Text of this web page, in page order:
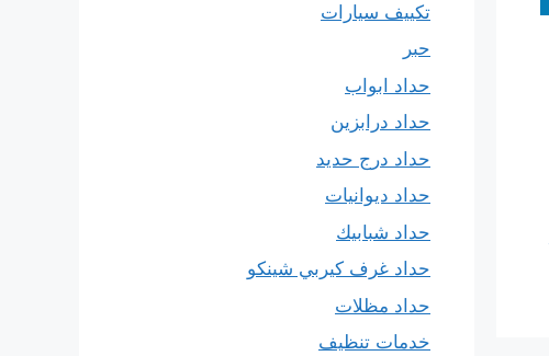
تكييف سيارات
حبر
حداد ابواب
حداد درابزين
حداد درج حديد
حداد ديوانيات
حداد شبابيك
حداد غرف كيربي شينكو
حداد مظلات
خدمات تنظيف